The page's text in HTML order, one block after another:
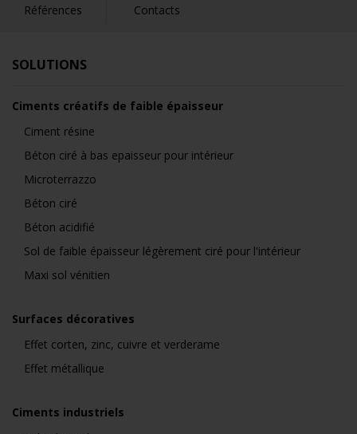
Références Contacts
SOLUTIONS
Ciments créatifs de faible épaisseur
Ciment résine
Béton ciré à bas epaisseur pour intérieur
Microterrazzo
Béton ciré
Béton acidifié
Sol de faible épaisseur légèrement ciré pour l'intérieur
Maxi sol vénitien
Surfaces décoratives
Effet corten, zinc, cuivre et verderame
Effet métallique
Ciments industriels